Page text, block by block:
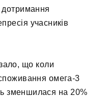
дотримання
учасників
що коли
омега-3
зменшилася на 20%